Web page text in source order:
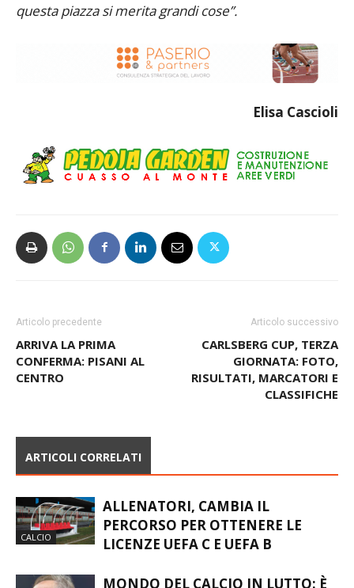
questa piazza si merita grandi cose”.
Articolo precedente
ARRIVA LA PRIMA
Articolo successivo
CARLSBERG CUP, TERZA
GIORNATA: FOTO,
ALLENATORI, CAMBIA IL
PERCORSO PER OTTENERE LE